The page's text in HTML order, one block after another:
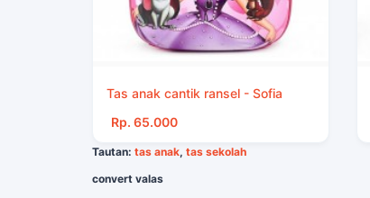
Tas anak cantik ransel - Sofia
Rp. 65.000
Tautan: tas anak, tas sekolah
convert valas